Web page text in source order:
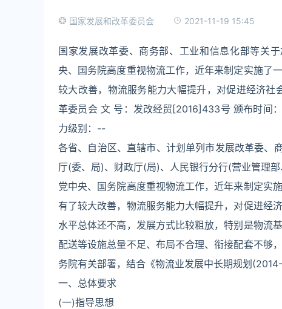
国家发展和改革委员会 2021-11-19 15:45
国家发展改革委、商务部、工业和信息化部等关
央、国务院高度重视物流工作，近年来制定实施了
较大改善，物流服务能力大幅提升，对促进经济
革委员会 文 号：发改经贸[2016]433号 颁布时间
力级别：--
各省、自治区、直辖市、计划单列市发展改革委、
厅(委、局)、财政厅(局)、人民银行分行(营业管理
党中央、国务院高度重视物流工作，近年来制定实
有了较大改善，物流服务能力大幅提升，对促进经
水平总体还不高，发展方式比较粗放，特别是物流
配送等设施总量不足、布局不合理、衔接配套不够
务院有关部署，结合《物流业发展中长期规划
一、总体要求
(一)指导思想